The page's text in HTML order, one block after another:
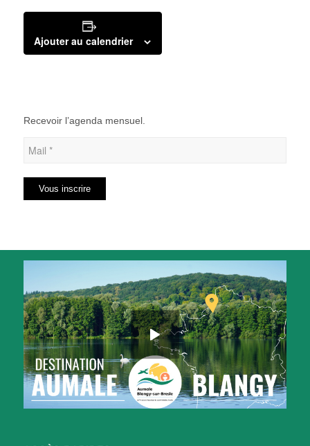
Ajouter au calendrier
Recevoir l’agenda mensuel.